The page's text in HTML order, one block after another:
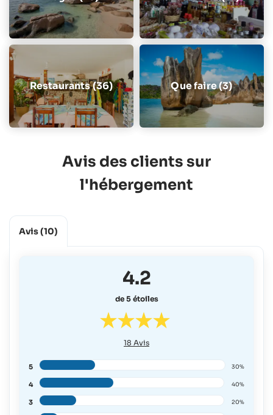
Restaurants (36) Que faire (3)
Avis des clients sur
l'hébergement
Avis(10)
4.2
de 5 étoiles
18 Avis
5 30%
4 40%
3 20%